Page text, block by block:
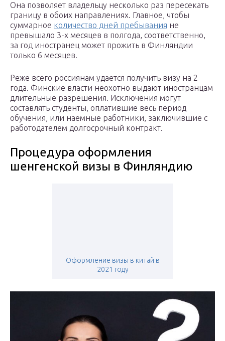
Она позволяет владельцу несколько раз пересекать
границу в обоих направлениях. Главное, чтобы
суммарное количество дней пребывания не
превышало 3-х месяцев в полгода, соответственно,
за год иностранец может прожить в Финляндии
только 6 месяцев.
Реже всего россиянам удается получить визу на 2
года. Финские власти неохотно выдают иностранцам
длительные разрешения. Исключения могут
составлять студенты, оплатившие весь период
обучения, или наемные работники, заключившие с
работодателем долгосрочный контракт.
Процедура оформления
шенгенской визы в Финляндию
Оформление визы в китай в
2021 году